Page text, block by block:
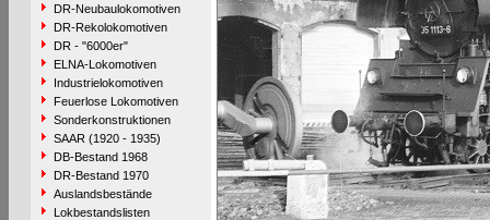
DR-Neubaulokomotiven
DR-Rekolokomotiven
DR - "6000er"
ELNA-Lokomotiven
Industrielokomotiven
Feuerlose Lokomotiven
Sonderkonstruktionen
SAAR (1920 - 1935)
DB-Bestand 1968
DR-Bestand 1970
Auslandsbestände
Lokbestandslisten